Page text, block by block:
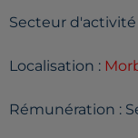
Secteur d'activité
Localisation :
Rémunération :